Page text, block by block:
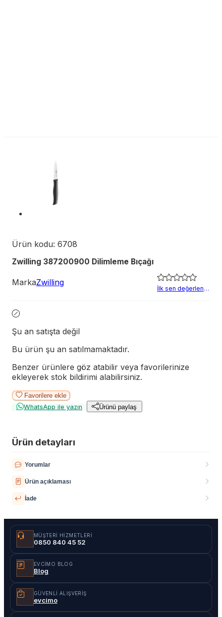
Ürün kodu: 6708
Zwilling 387200900 Dilimleme Bıçağı
MarkaZwilling
İlk sen değerlendir
Şu an satışta değil
Bu ürün şu an satılmamaktadır.
Benzer ürünlere göz atabilir veya favorilerinize
ekleyerek stok bildirimi alabilirsiniz.
Favorilere ekle
WhatsApp ile yazın
Ürünü paylaş
Ürün detayları
Yorumlar
Ürün açıklaması
İade
MÜŞTERI HIZMETLERI
0850 840 45 52
EVCIMO BLOG
Blog
GÜVENLI ALIŞVERIŞ
evcimo